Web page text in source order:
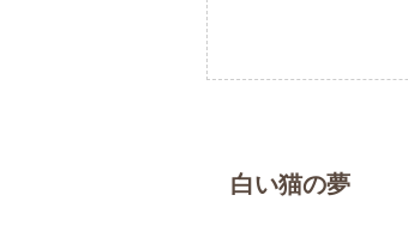
白い猫の夢